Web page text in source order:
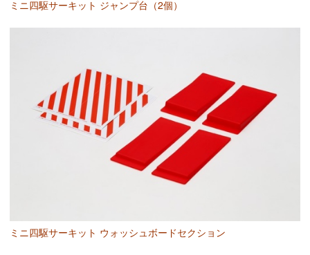
ミニ四駆サーキット ジャンプ台（2個）
ミニ四駆サーキット ウォッシュボードセクション